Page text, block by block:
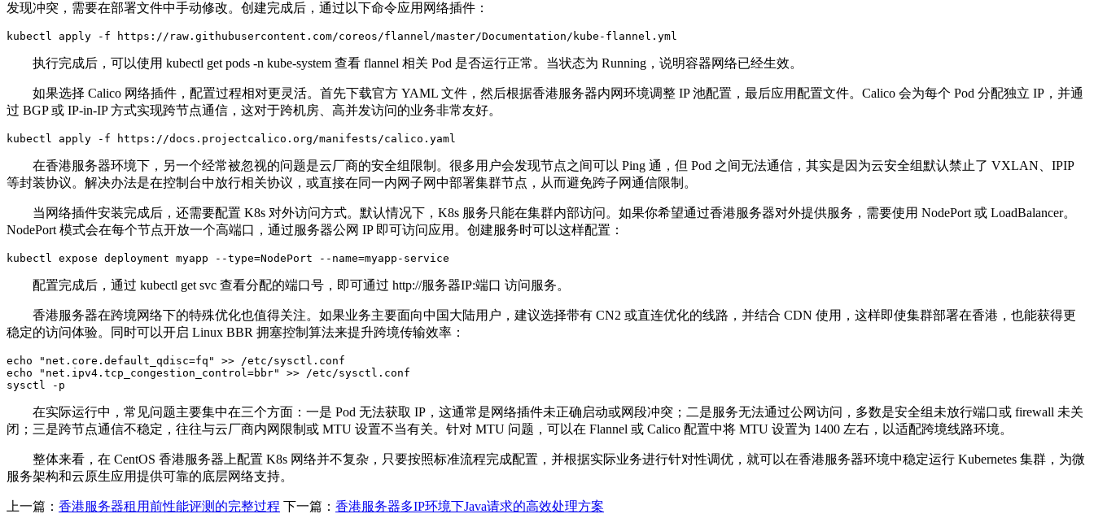
发现冲突，需要在部署文件中手动修改。创建完成后，通过以下命令应用网络插件：
kubectl apply -f https://raw.githubusercontent.com/coreos/flannel/master/Documentation/kube-flannel.yml
执行完成后，可以使用 kubectl get pods -n kube-system 查看 flannel 相关 Pod 是否运行正常。当状态为 Running ，说明容器网络已经生效。
如果选择 Calico 网络插件，配置过程相对更灵活。首先下载官方 YAML 文件，然后根据香港服务器内网环境调整 IP池配置，最后应用配置文件。 Calico 会为每个 Pod 分配独立 IP ，并通
过 BGP或 IP-in-IP方式实现跨节点通信，这对于跨机房、高并发访问的业务非常友好。
kubectl apply -f https://docs.projectcalico.org/manifests/calico.yaml
在香港服务器环境下，另一个经常被忽视的问题是云厂商的安全组限制。很多用户会发现节点之间可以 Ping 通，但 Pod 之间无法通信，其实是因为云安全组默认禁止了 VXLAN
IPIP
等封装协议。解决办法是在控制台中放行相关协议，或直接在同一内网子网中部署集群节点，从而避免跨子网通信限制。
当网络插件安装完成后，还需要配置 K8s 对外访问方式。默认情况下， K8s 服务只能在集群内部访问。如果你希望通过香港服务器对外提供服务，需要使用 NodePort 或 LoadBalancer。
NodePort 模式会在每个节点开放一个高端口，通过服务器公网 IP 即可访问应用。创建服务时可以这样配置：
kubectl expose deployment myapp --type=NodePort --name=myapp-service
配置完成后，通过 kubectl get svc 查看分配的端口号，即可通过 http://服务器IP:端口 访问服务。
香港服务器在跨境网络下的特殊优化也值得关注。如果业务主要面向中国大陆用户，建议选择带有 CN2 或直连优化的线路，并结合 CDN 使用，这样即使集群部署在香港，也能获得更
稳定的访问体验。同时可以开启 Linux BBR 拥塞控制算法来提升跨境传输效率：
echo "net.core.default_qdisc=fq" >> /etc/sysctl.conf
echo "net.ipv4.tcp_congestion_control=bbr" >> /etc/sysctl.conf
sysctl -p
在实际运行中，常见问题主要集中在三个方面：一是 Pod 无法获取 IP ，这通常是网络插件未正确启动或网段冲突；二是服务无法通过公网访问，多数是安全组未放行端口或 firewall 未关
闭；三是跨节点通信不稳定，往往与云厂商内网限制或 MTU 设置不当有关。针对 MTU 问题，可以在 Flannel 或 Calico 配置中将 MTU 设置为 1400 左右，以适配跨境线路环境。
整体来看，在 CentOS 香港服务器上配置 K8s 网络并不复杂，只要按照标准流程完成配置，并根据实际业务进行针对性调优，就可以在香港服务器环境中稳定运行 Kubernetes 集群，为微
服务架构和云原生应用提供可靠的底层网络支持。
上一篇： 香港服务器租用前性能评测的完整过程 下一篇： 香港服务器多IP环境下Java请求的高效处理方案